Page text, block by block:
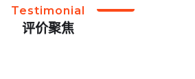
Testimonial
评价聚焦